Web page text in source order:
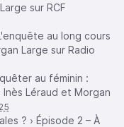
sur RCF
au long cours
Large sur Radio
au féminin :
Léraud et Morgan
? › Épisode 2 – À